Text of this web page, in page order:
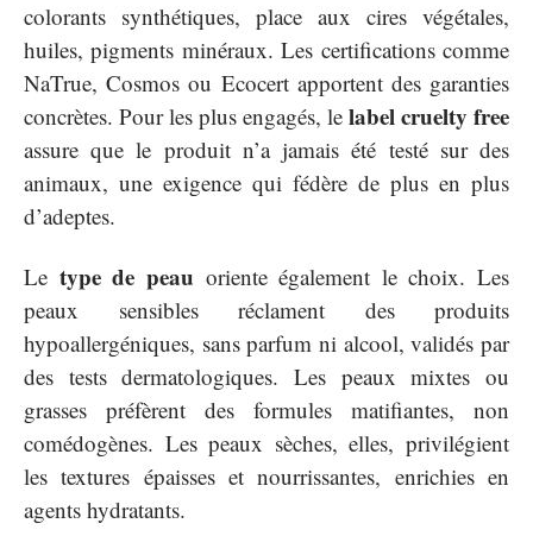
colorants synthétiques, place aux cires végétales,
huiles, pigments minéraux. Les certifications comme
NaTrue, Cosmos ou Ecocert apportent des garanties
concrètes. Pour les plus engagés, le label cruelty free
assure que le produit n’a jamais été testé sur des
animaux, une exigence qui fédère de plus en plus
d’adeptes.
Le type de peau oriente également le choix. Les
peaux sensibles réclament des produits
hypoallergéniques, sans parfum ni alcool, validés par
des tests dermatologiques. Les peaux mixtes ou
grasses préfèrent des formules matifiantes, non
comédogènes. Les peaux sèches, elles, privilégient
les textures épaisses et nourrissantes, enrichies en
agents hydratants.